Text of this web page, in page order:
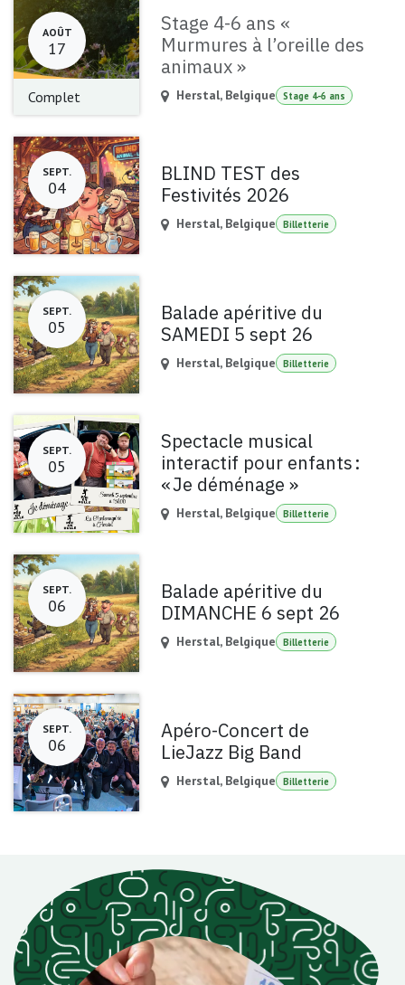
AOÛT
17
Complet
Stage 4-6 ans «
Murmures à l’oreille des
animaux »
Herstal, Belgique Stage 4-6 ans
SEPT.
04
BLIND TEST des
Festivités 2026
Herstal, Belgique Billetterie
SEPT.
05
Balade apéritive du
SAMEDI 5 sept 26
Herstal, Belgique Billetterie
SEPT.
05
Spectacle musical
interactif pour enfants :
« Je déménage »
Herstal, Belgique Billetterie
SEPT.
06
Balade apéritive du
DIMANCHE 6 sept 26
Herstal, Belgique Billetterie
SEPT.
06
Apéro-Concert de
LieJazz Big Band
Herstal, Belgique Billetterie